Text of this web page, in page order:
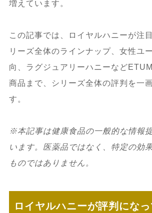
増えています。
この記事では、ロイヤルハニーが注
リーズ全体のラインナップ、女性ユ
向、ラグジュアリーハニーなど
商品まで、シリーズ全体の評判を一
す。
※本記事は健康食品の一般的な情報
います。医薬品ではなく、特定の効
ものではありません。
ロイヤルハニーが評判にな